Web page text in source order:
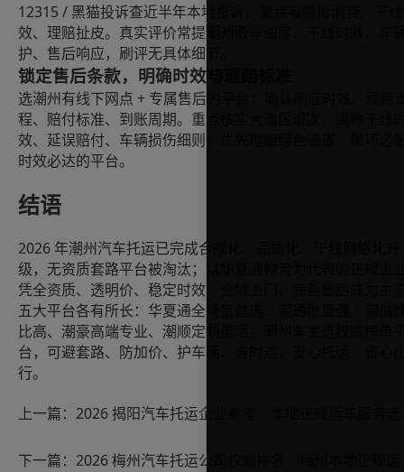
12315 / 黑猫投诉查近半年本地投诉，重点看隐形消费、干
效、理赔扯皮。真实评价常提潮州取车速度、干线时效、车
护、售后响应，刷评无具体细节。
锁定售后条款，明确时效与理赔标准
选潮州有线下网点 + 专属售后的平台；确认响应时效、理赔
程、赔付标准、到账周期。重点核实大湾区班次、闽赣干线
效、延误赔付、车辆损伤细则；优先理赔绿色通道、损坏必
时效必达的平台。
结语
2026 年潮州汽车托运已完成合规化、品质化、干线网络化升
级，无资质套路平台被淘汰；以华夏通物流为代表的正规企
凭全资质、透明价、稳定时效、全域上门、完善售后成为主
五大平台各有所长：华夏通全场景首选、潮通批量强、潮诚
比高、潮豪高端专业、潮顺定制灵活。潮州车主选权威榜单
台，可避套路、防加价、护车辆、准时达，安心托运、省心
行。
上一篇：
下一篇：